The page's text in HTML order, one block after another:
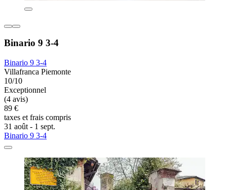
Binario 9 3-4
Binario 9 3-4
Villafranca Piemonte
10/10
Exceptionnel
(4 avis)
89 €
taxes et frais compris
31 août - 1 sept.
Binario 9 3-4